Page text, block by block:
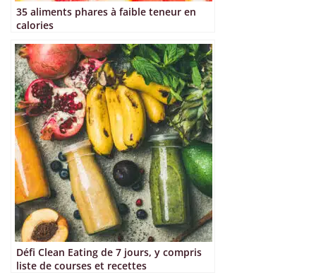
35 aliments phares à faible teneur en
calories
Défi Clean Eating de 7 jours, y compris
liste de courses et recettes